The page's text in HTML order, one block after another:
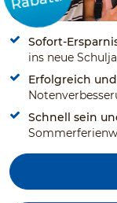
Sofort-
ins neue
Erfolgreich
Schnell sein